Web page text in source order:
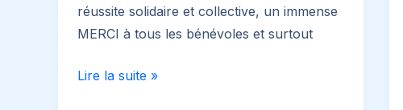
réussite solidaire et collective, un immense
MERCI à tous les bénévoles et surtout
8000
Lire la suite »